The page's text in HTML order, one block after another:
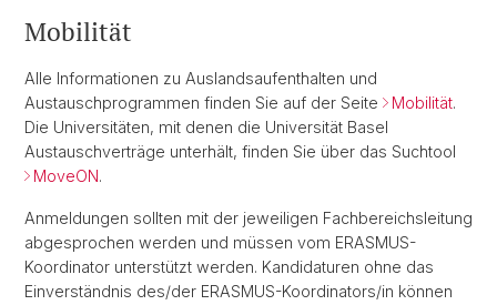
Mobilität
Alle Informationen zu Auslandsaufenthalten und
Austauschprogrammen finden Sie auf der Seite
Mobilität.
Die Universitäten, mit denen die Universität Basel
Austauschverträge unterhält, finden Sie über das Suchtool
MoveON.
Anmeldungen sollten mit der jeweiligen Fachbereichsleitung
abgesprochen werden und müssen vom ERASMUS-
Koordinator unterstützt werden. Kandidaturen ohne das
Einverständnis des/der ERASMUS-Koordinators/in können